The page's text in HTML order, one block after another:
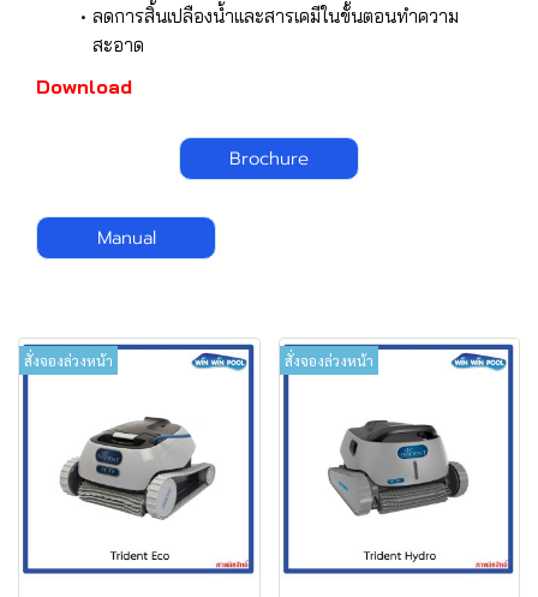
ลดการสิ้นเปลืองน้ำและสารเคมีในขั้นตอนทำความ
สะอาด
Download
Brochure
Manual
สั่งจองล่วงหน้า สั่งจองล่วงหน้า